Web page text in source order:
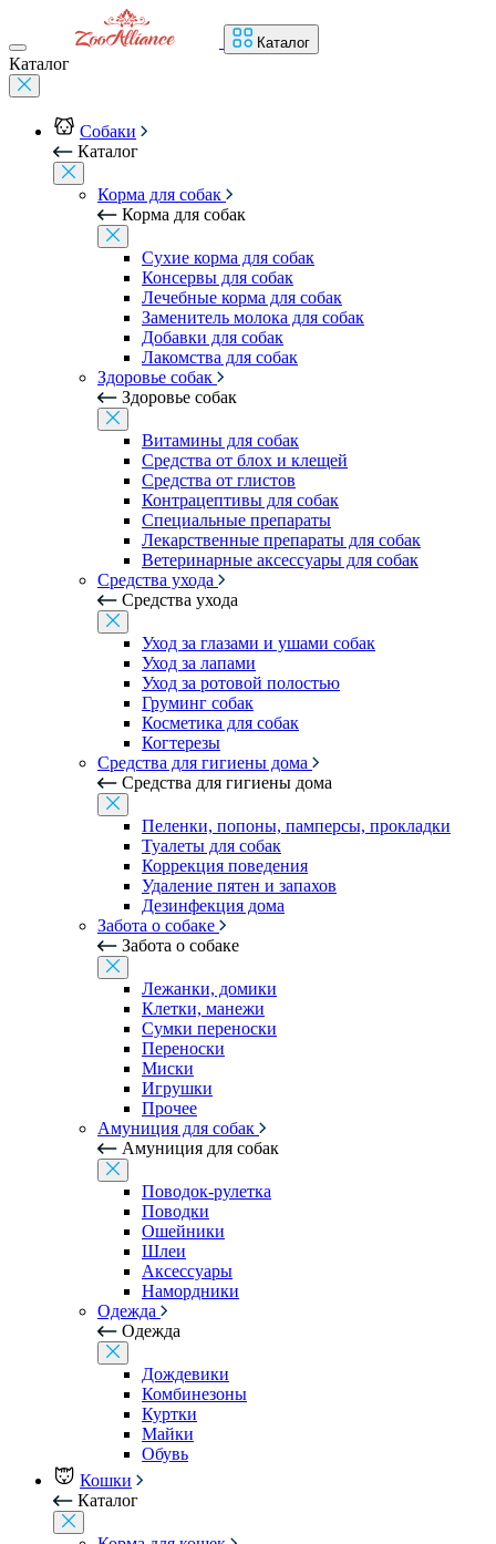
Каталог
Каталог
Собаки
Каталог
Корма для собак
Корма для собак
Сухие корма для собак
Консервы для собак
Лечебные корма для собак
Заменитель молока для собак
Добавки для собак
Лакомства для собак
Здоровье собак
Здоровье собак
Витамины для собак
Средства от блох и клещей
Средства от глистов
Контрацептивы для собак
Специальные препараты
Лекарственные препараты для собак
Ветеринарные аксессуары для собак
Средства ухода
Средства ухода
Уход за глазами и ушами собак
Уход за лапами
Уход за ротовой полостью
Груминг собак
Косметика для собак
Когтерезы
Средства для гигиены дома
Средства для гигиены дома
Пеленки, попоны, памперсы, прокладки
Туалеты для собак
Коррекция поведения
Удаление пятен и запахов
Дезинфекция дома
Забота о собаке
Забота о собаке
Лежанки, домики
Клетки, манежи
Сумки переноски
Переноски
Миски
Игрушки
Прочее
Амуниция для собак
Амуниция для собак
Поводок-рулетка
Поводки
Ошейники
Шлеи
Аксессуары
Намордники
Одежда
Одежда
Дождевики
Комбинезоны
Куртки
Майки
Обувь
Кошки
Каталог